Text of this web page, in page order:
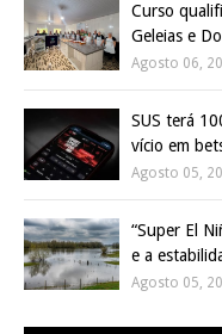
Curso
Geleias e
Agosto 06,
SUS terá
vício em
Agosto 05,
“Super El
e a
Agosto 05,